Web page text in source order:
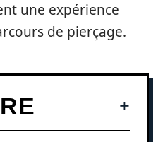
une expérience
de pierçage.